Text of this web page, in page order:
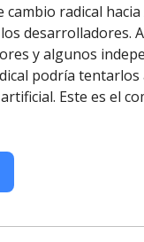
radical
desarrolladores.
y algunos
podría
Este es el